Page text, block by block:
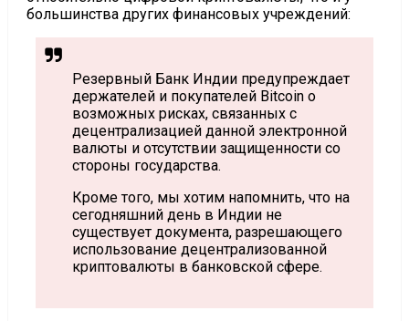
большинства других финансовых учреждений:
Резервный Банк Индии предупреждает
держателей и покупателей Bitcoin о
возможных рисках, связанных с
децентрализацией данной электронной
валюты и отсутствии защищенности со
стороны государства.
Кроме того, мы хотим напомнить, что на
сегодняшний день в Индии не
существует документа, разрешающего
использование децентрализованной
криптовалюты в банковской сфере.